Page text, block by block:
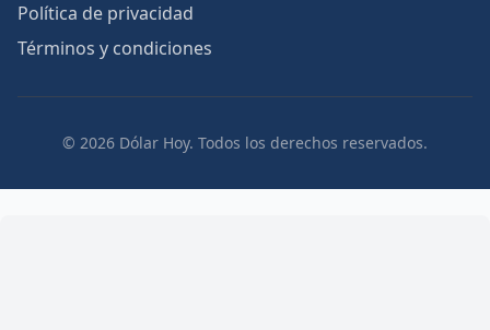
Política de privacidad
Términos y condiciones
© 2026 Dólar Hoy. Todos los derechos reservados.